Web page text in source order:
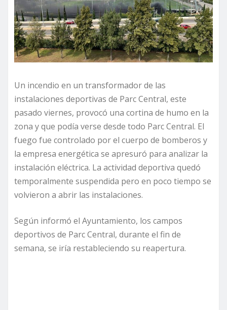
Un incendio en un transformador de las
instalaciones deportivas de Parc Central, este
pasado viernes, provocó una cortina de humo en la
zona y que podía verse desde todo Parc Central. El
fuego fue controlado por el cuerpo de bomberos y
la empresa energética se apresuró para analizar la
instalación eléctrica. La actividad deportiva quedó
temporalmente suspendida pero en poco tiempo se
volvieron a abrir las instalaciones.
Según informó el Ayuntamiento, los campos
deportivos de Parc Central, durante el fin de
semana, se iría restableciendo su reapertura.